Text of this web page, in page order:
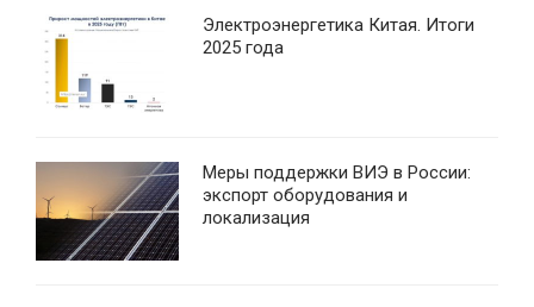
Электроэнергетика Китая. Итоги
2025 года
Меры поддержки ВИЭ в России:
экспорт оборудования и
локализация